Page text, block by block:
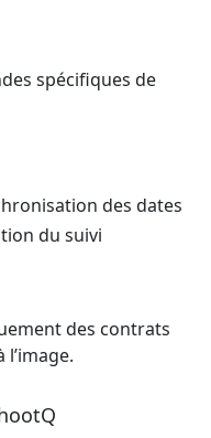
spécifiques de
des dates
du suivi
des contrats